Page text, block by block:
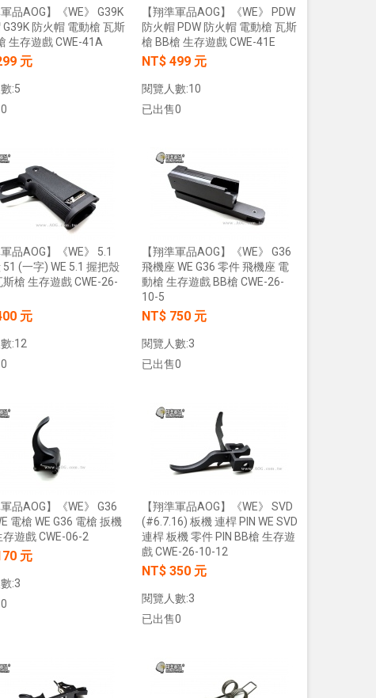
【翔準AOG】S&T M4彈匣 300連
藍/橙/綠/紅 DAMAG38BK AR/M4金
【翔準】WoSporT 摺疊導
03 MOLLE掛載 戰術背心胸
NT$350元
軍品AOG】《WE》 G39K
G39K 防火帽 電動槍 瓦斯
生存遊戲 CWE-41A
元
:5
【翔準軍品AOG】《WE》 PDW
防火帽 PDW 防火帽 電動槍 瓦斯
槍 BB槍 生存遊戲 CWE-41E
NT$ 499 元
閱覽人數:10
已出售0
軍品AOG】《WE》 5.1
51 (一字) WE 5.1 握把殼
斯槍 生存遊戲 CWE-26-
元
:12
【翔準軍品AOG】《WE》 G36
飛機座 WE G36 零件 飛機座 電
動槍 生存遊戲 BB槍 CWE-26-
10-5
NT$ 750 元
閱覽人數:3
已出售0
加入購物車
軍品AOG】《WE》 G36
電槍 WE G36 電槍 扳機
存遊戲 CWE-06-2
元
:3
【翔準軍品AOG】《WE》 SVD
(#6.7.16) 板機 連桿 PIN WE SVD
連桿 板機 零件 PIN BB槍 生存遊
戲 CWE-26-10-12
NT$ 350 元
閱覽人數:3
已出售0